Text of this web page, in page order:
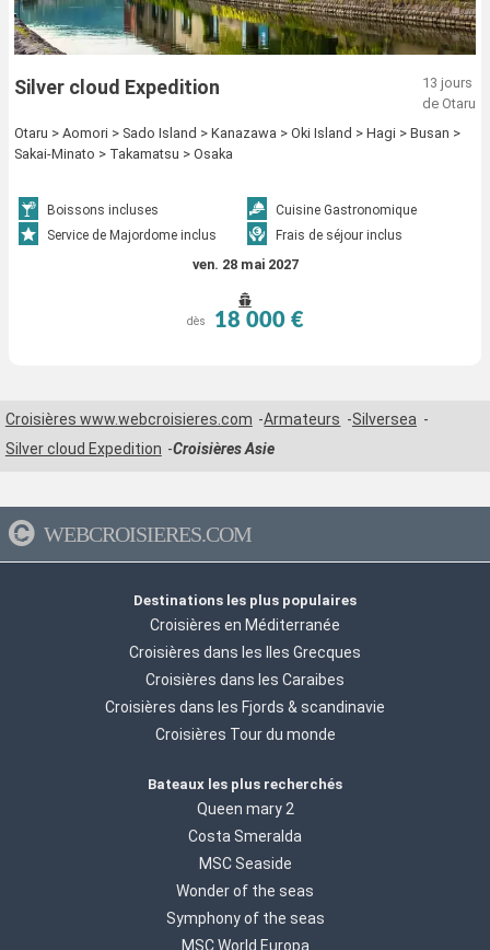
Silver cloud Expedition
13 jours
de Otaru
Otaru > Aomori > Sado Island > Kanazawa > Oki Island > Hagi > Busan >
Sakai-Minato > Takamatsu > Osaka
Boissons incluses
Cuisine Gastronomique
Service de Majordome inclus
Frais de séjour inclus
ven. 28 mai 2027
dès 18 000 €
Croisières www.webcroisieres.com Armateurs
Silversea
Silver cloud Expedition
Croisières Asie
WEBCROISIERES.COM
Destinations les plus populaires
Croisières en Méditerranée
Croisières dans les Iles Grecques
Croisières dans les Caraibes
Croisières dans les Fjords & scandinavie
Croisières Tour du monde
Bateaux les plus recherchés
Queen mary 2
Costa Smeralda
MSC Seaside
Wonder of the seas
Symphony of the seas
MSC World Europa